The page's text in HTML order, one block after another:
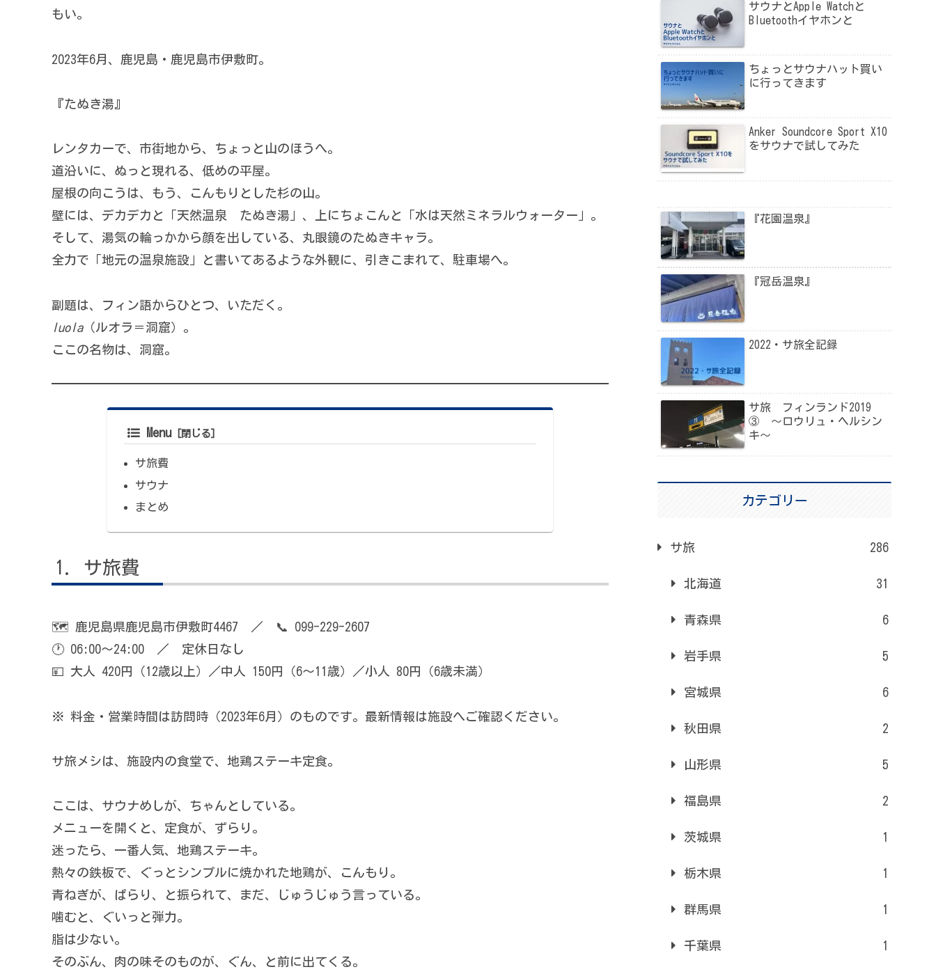
もい。
2023年6月、鹿児島・鹿児島市伊敷町。
『たぬき湯』
レンタカーで、市街地から、ちょっと山のほうへ。
道沿いに、ぬっと現れる、低めの平屋。
屋根の向こうは、もう、こんもりとした杉の山。
壁には、デカデカと「天然温泉 たぬき湯」、上にちょこんと「水は天然ミネラルウォーター」。
そして、湯気の輪っかから顔を出している、丸眼鏡のたぬきキャラ。
全力で「地元の温泉施設」と書いてあるような外観に、引きこまれて、駐車場へ。
副題は、フィン語からひとつ、いただく。
luola（ルオラ＝洞窟）。
ここの名物は、洞窟。
Menu
サ旅費
サウナ
まとめ
サ旅費
🗺 鹿児島県鹿児島市伊敷町4467 ／ 📞 099-229-2607
🕐 06:00〜24:00 ／ 定休日なし
💴 大人 420円（12歳以上）／中人 150円（6〜11歳）／小人 80円（6歳未満）
※ 料金・営業時間は訪問時（2023年6月）のものです。最新情報は施設へご確認ください。
サ旅メシは、施設内の食堂で、地鶏ステーキ定食。
ここは、サウナめしが、ちゃんとしている。
メニューを開くと、定食が、ずらり。
迷ったら、一番人気、地鶏ステーキ。
熱々の鉄板で、ぐっとシンプルに焼かれた地鶏が、こんもり。
青ねぎが、ぱらり、と振られて、まだ、じゅうじゅう言っている。
噛むと、ぐいっと弾力。
脂は少ない。
そのぶん、肉の味そのものが、ぐん、と前に出てくる。
サウナとApple Watchと
Bluetoothイヤホンと
ちょっとサウナハット買い
に行ってきます
Anker Soundcore Sport X10
をサウナで試してみた
『花園温泉』
『冠岳温泉』
2022・サ旅全記録
サ旅 フィンランド2019
③ 〜ロウリュ・ヘルシン
キ〜
カテゴリー
サ旅 286
北海道 31
青森県 6
岩手県 5
宮城県 6
秋田県 2
山形県 5
福島県 2
茨城県 1
栃木県 1
群馬県 1
千葉県 1